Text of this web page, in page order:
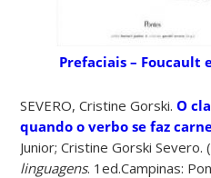
Prefaciais – Foucault
SEVERO, Cristine Gorski.O
quando o verbo se faz
Junior; Cristine Gorski Severo.
linguagens. 1ed.Campinas: